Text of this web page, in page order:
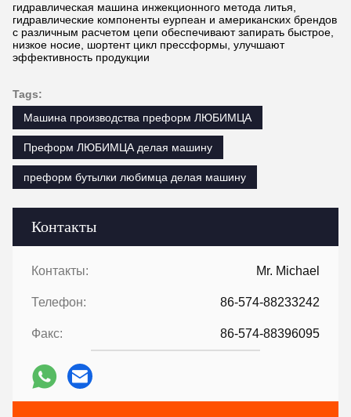
Контакты
Контакты: Mr. Michael
Телефон: 86-574-88233242
Факс: 86-574-88396095
гидравлическая машина инжекционного метода литья,
гидравлические компоненты еурпеан и американских брендов
с различным расчетом цепи обеспечивают запирать быстрое,
низкое носие, шортент цикл прессформы, улучшают
эффективность продукции
Tags:
Машина производства преформ ЛЮБИМЦА
Преформ ЛЮБИМЦА делая машину
преформ бутылки любимца делая машину